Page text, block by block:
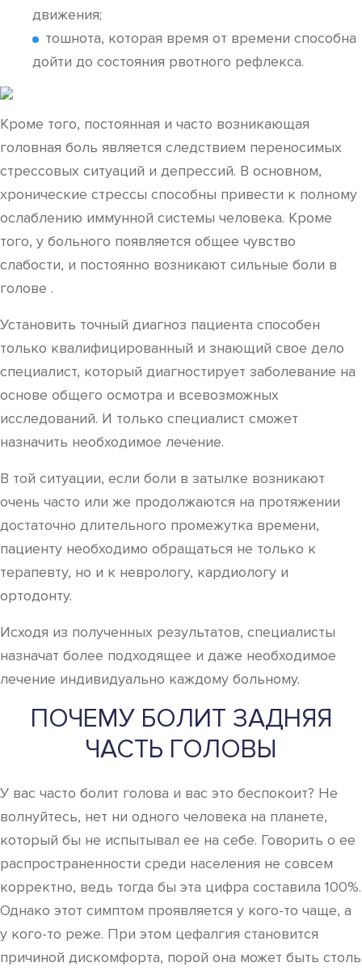
движения;
тошнота, которая время от времени способна
дойти до состояния рвотного рефлекса.
Кроме того, постоянная и часто возникающая
головная боль является следствием переносимых
стрессовых ситуаций и депрессий. В основном,
хронические стрессы способны привести к полному
ослаблению иммунной системы человека. Кроме
того, у больного появляется общее чувство
слабости, и постоянно возникают сильные боли в
голове .
Установить точный диагноз пациента способен
только квалифицированный и знающий свое дело
специалист, который диагностирует заболевание на
основе общего осмотра и всевозможных
исследований. И только специалист сможет
назначить необходимое лечение.
В той ситуации, если боли в затылке возникают
очень часто или же продолжаются на протяжении
достаточно длительного промежутка времени,
пациенту необходимо обращаться не только к
терапевту, но и к неврологу, кардиологу и
ортодонту.
Исходя из полученных результатов, специалисты
назначат более подходящее и даже необходимое
лечение индивидуально каждому больному.
ПОЧЕМУ БОЛИТ ЗАДНЯЯ
ЧАСТЬ ГОЛОВЫ
У вас часто болит голова и вас это беспокоит? Не
волнуйтесь, нет ни одного человека на планете,
который бы не испытывал ее на себе. Говорить о ее
распространенности среди населения не совсем
корректно, ведь тогда бы эта цифра составила 100%.
Однако этот симптом проявляется у кого-то чаще, а
у кого-то реже. При этом цефалгия становится
причиной дискомфорта, порой она может быть столь